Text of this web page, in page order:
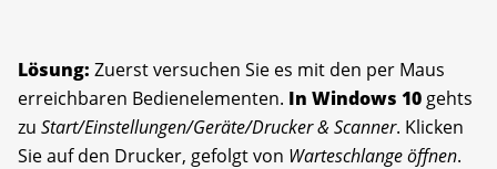
Lösung: Zuerst versuchen Sie es mit den per Maus
erreichbaren Bedienelementen. In Windows 10 gehts
zu Start/Einstellungen/Geräte/Drucker & Scanner. Klicken
Sie auf den Drucker, gefolgt von Warteschlange öffnen.